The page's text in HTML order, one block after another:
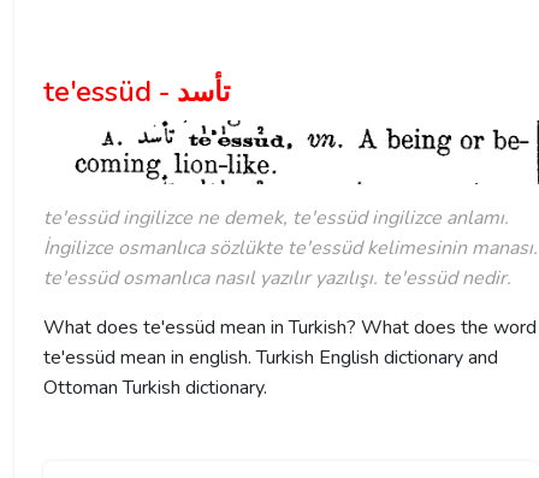
te'essüd - تأسد
te'essüd ingilizce ne demek, te'essüd ingilizce anlamı.
İngilizce osmanlıca sözlükte te'essüd kelimesinin manası.
te'essüd osmanlıca nasıl yazılır yazılışı. te'essüd nedir.
What does te'essüd mean in Turkish? What does the word
te'essüd mean in english. Turkish English dictionary and
Ottoman Turkish dictionary.